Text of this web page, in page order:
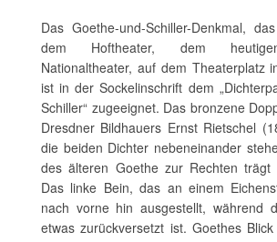
Das Goethe-und-Schiller-Denkmal,
dem Hoftheater, dem
Nationaltheater, auf dem Theaterplatz
ist in der Sockelinschrift dem
Schiller“ zugeeignet. Das bronzene
Dresdner Bildhauers Ernst Rietschel
die beiden Dichter nebeneinander
des älteren Goethe zur Rechten trägt
Das linke Bein, das an einem
nach vorne hin ausgestellt, während
etwas zurückversetzt ist. Goethes